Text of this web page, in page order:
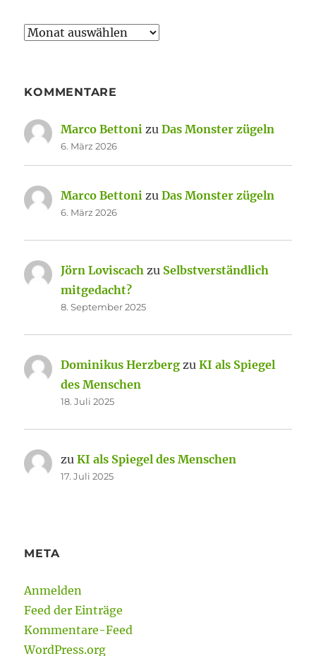
Archiv
KOMMENTARE
Marco Bettoni zuDas Monster zügeln
6. März 2026
Marco Bettoni zuDas Monster zügeln
6. März 2026
Jörn Loviscach zu Selbstverständlich
mitgedacht?
8. September 2025
Dominikus Herzberg zuKI als Spiegel
des Menschen
18. Juli 2025
zuKI als Spiegel des Menschen
17. Juli 2025
META
Anmelden
Feed der Einträge
Kommentare-Feed
WordPress.org